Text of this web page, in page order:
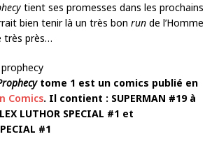
tient ses promesses dans les prochains
bien tenir là un très bon run de l’Homme
très près…
tome 1 est un comics publié en
Comics. Il contient : SUPERMAN #19 à
LUTHOR SPECIAL #1 et
#1